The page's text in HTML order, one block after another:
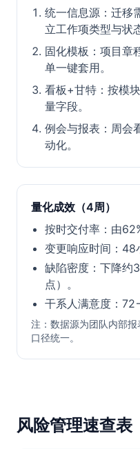
统一信息源：迁移
立工作项类型与状
固化模板：项目章
单一键套用。
看板+甘特：按模
量字段。
例会与报表：周会
动化。
量化成效（4周）
按时交付率：由
变更响应时间：48
缺陷密度：下降约
点）。
干系人满意度：
注：数据源为团队内部
口径统一。
风险管理速查表